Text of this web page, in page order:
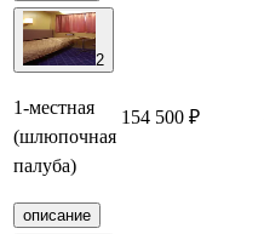
2
1-местная
(шлюпочная
палуба)
описание
154 500 ₽